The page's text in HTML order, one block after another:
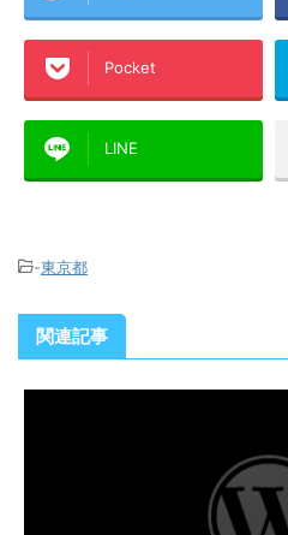
Pocket
LINE
-東京都
関連記事